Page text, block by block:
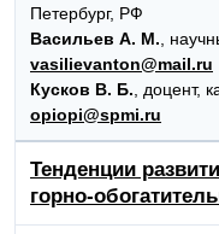
Петербург, РФ
Васильев А. М. ,
vasilievanton@mail.ru
Кусков В. Б. , доцент,
opiopi@spmi.ru
Тенденции
горно-